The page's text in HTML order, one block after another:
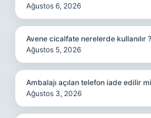
Ağustos 6, 2026
Avene cicalfate nerelerde kullanılır ?
Ağustos 5, 2026
Ambalajı açılan telefon iade edilir
Ağustos 3, 2026